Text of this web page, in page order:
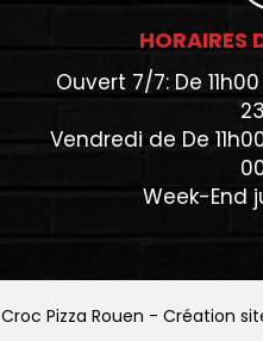
HORAIRES
Ouvert 7/7: De
Vendredi de De
Week-End
Croc Pizza Rouen - Création